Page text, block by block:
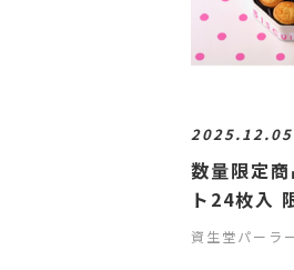
2025.12.05
数量限定
ト24枚入
アイボリー
資生堂パーラ